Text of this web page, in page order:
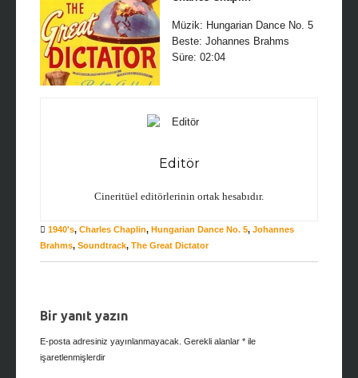
Müzik: Hungarian Dance No. 5
Beste: Johannes Brahms
Süre: 02:04
Editör
Cineritüel editörlerinin ortak hesabıdır.
1940's, Charles Chaplin, Hungarian Dance No. 5, Johannes
Brahms, Soundtrack, The Great Dictator
Bir yanıt yazın
E-posta adresiniz yayınlanmayacak. Gerekli alanlar * ile
işaretlenmişlerdir